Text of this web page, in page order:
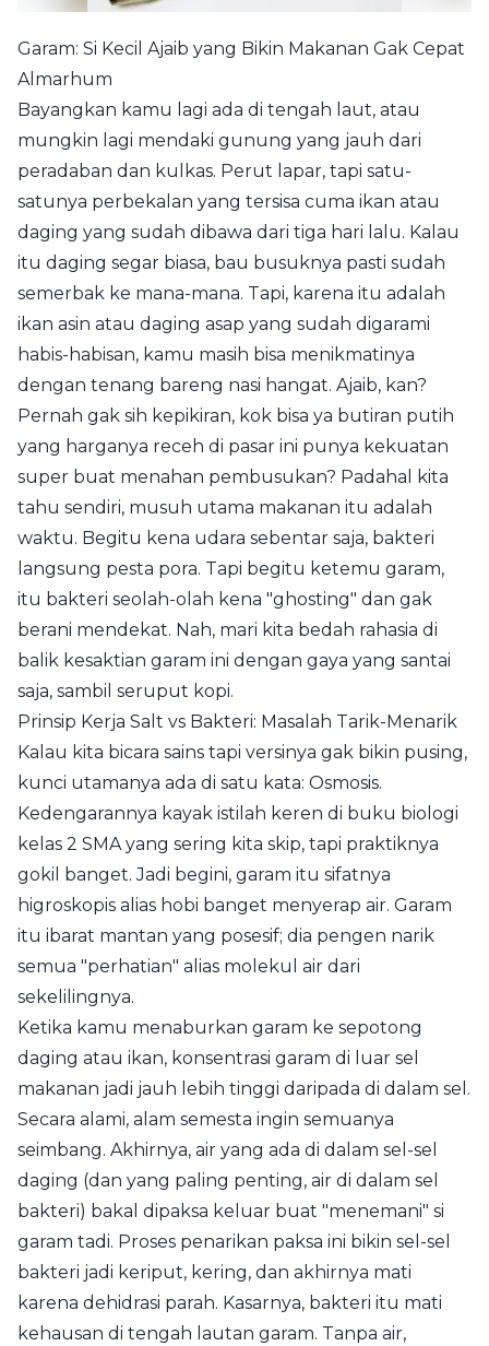
Garam: Si Kecil Ajaib yang Bikin Makanan Gak Cepat
Almarhum
Bayangkan kamu lagi ada di tengah laut, atau
mungkin lagi mendaki gunung yang jauh dari
peradaban dan kulkas. Perut lapar, tapi satu-
satunya perbekalan yang tersisa cuma ikan atau
daging yang sudah dibawa dari tiga hari lalu. Kalau
itu daging segar biasa, bau busuknya pasti sudah
semerbak ke mana-mana. Tapi, karena itu adalah
ikan asin atau daging asap yang sudah digarami
habis-habisan, kamu masih bisa menikmatinya
dengan tenang bareng nasi hangat. Ajaib, kan?
Pernah gak sih kepikiran, kok bisa ya butiran putih
yang harganya receh di pasar ini punya kekuatan
super buat menahan pembusukan? Padahal kita
tahu sendiri, musuh utama makanan itu adalah
waktu. Begitu kena udara sebentar saja, bakteri
langsung pesta pora. Tapi begitu ketemu garam,
itu bakteri seolah-olah kena "ghosting" dan gak
berani mendekat. Nah, mari kita bedah rahasia di
balik kesaktian garam ini dengan gaya yang santai
saja, sambil seruput kopi.
Prinsip Kerja Salt vs Bakteri: Masalah Tarik-Menarik
Kalau kita bicara sains tapi versinya gak bikin pusing,
kunci utamanya ada di satu kata: Osmosis.
Kedengarannya kayak istilah keren di buku biologi
kelas 2 SMA yang sering kita skip, tapi praktiknya
gokil banget. Jadi begini, garam itu sifatnya
higroskopis alias hobi banget menyerap air. Garam
itu ibarat mantan yang posesif; dia pengen narik
semua "perhatian" alias molekul air dari
sekelilingnya.
Ketika kamu menaburkan garam ke sepotong
daging atau ikan, konsentrasi garam di luar sel
makanan jadi jauh lebih tinggi daripada di dalam sel.
Secara alami, alam semesta ingin semuanya
seimbang. Akhirnya, air yang ada di dalam sel-sel
daging (dan yang paling penting, air di dalam sel
bakteri) bakal dipaksa keluar buat "menemani" si
garam tadi. Proses penarikan paksa ini bikin sel-sel
bakteri jadi keriput, kering, dan akhirnya mati
karena dehidrasi parah. Kasarnya, bakteri itu mati
kehausan di tengah lautan garam. Tanpa air,